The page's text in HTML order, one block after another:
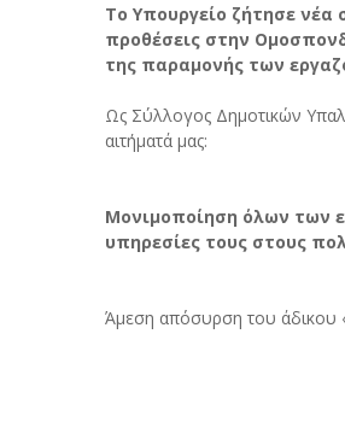
Το Υπουργείο ζήτησε νέα
προθέσεις στην
της παραμονής των
Ως Σύλλογος Δημοτικών
αιτήματά μας:
Μονιμοποίηση όλων των
υπηρεσίες τους στους
Άμεση απόσυρση του άδικου